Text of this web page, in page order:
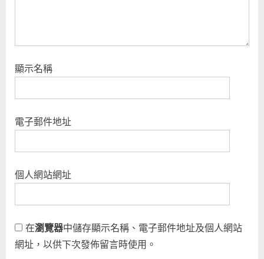
顯示名稱
電子郵件地址
個人網站網址
在瀏覽器中儲存顯示名稱、電子郵件地址及個人網站
網址，以供下次發佈留言時使用。